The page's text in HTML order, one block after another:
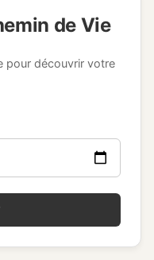
de Vie
pour découvrir votre